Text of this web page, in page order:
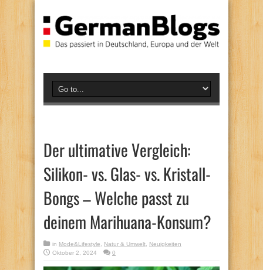
Der ultimative Vergleich:
Silikon- vs. Glas- vs. Kristall-
Bongs – Welche passt zu
deinem Marihuana-Konsum?
in Mode&Lifestyle Natur & Umwelt
Neuigkeiten
Oktober 2, 2024
0